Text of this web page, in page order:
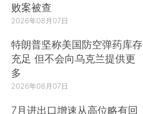
败案被查
2026年08月07日
特朗普坚称美国防空弹药库存
充足 但不会向乌克兰提供更
多
2026年08月07日
7月进出口增速从高位略有回